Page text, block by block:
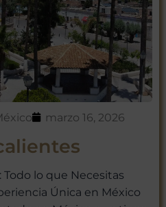
marzo 16, 2026
Todo lo que Necesitas
Única en México